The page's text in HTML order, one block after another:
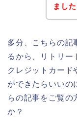
ました
多分、こちらの記
るから、リトリー
クレジットカード
ができたらいいの
らの記事をご覧の
か？